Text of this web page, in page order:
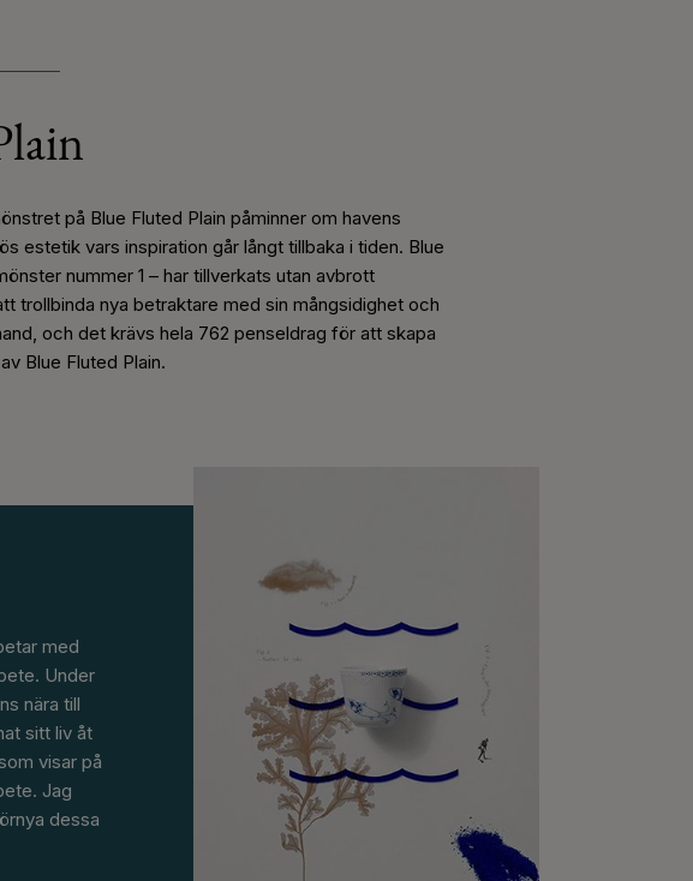
på Blue Fluted Plain påminner om havens
estetik vars inspiration går långt tillbaka i tiden. Blue
nummer 1 – har tillverkats utan avbrott
trollbinda nya betraktare med sin mångsidighet och
och det krävs hela 762 penseldrag för att skapa
Blue Fluted Plain.
med
Under
nära till
sitt liv åt
visar på
Jag
dessa